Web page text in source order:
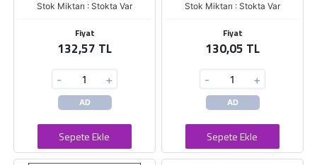
Stok Miktarı : Stokta Var
Fiyat
132,57 TL
- +
AD
Sepete Ekle
Stok Miktarı : Stokta Var
Fiyat
130,05 TL
- +
AD
Sepete Ekle